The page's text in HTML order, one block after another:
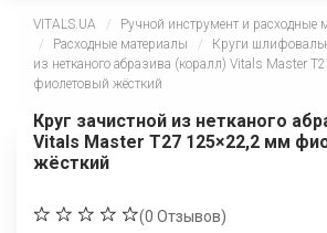
VITALS.UA
Ручной инструмент и расходные
Расходные материалы
Круги
из нетканого абразива (коралл) Vitals Master
фиолетовый жёсткий
Круг зачистной из нетканого
Vitals Master Т27 125×22,2 мм
жёсткий
(0 Отзывов)